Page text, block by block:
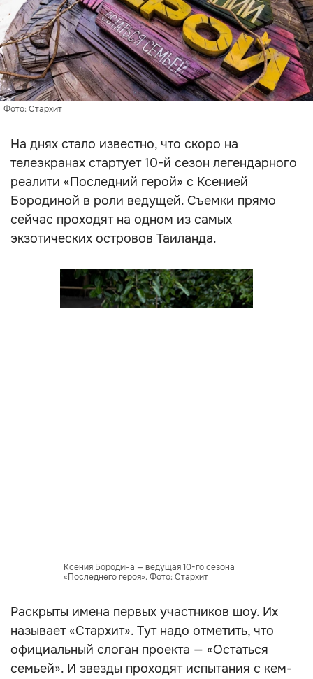
Фото: Стархит
На днях стало известно, что скоро на
телеэкранах стартует 10-й сезон легендарного
реалити «Последний герой» с Ксенией
Бородиной в роли ведущей. Съемки прямо
сейчас проходят на одном из самых
экзотических островов Таиланда.
Ксения Бородина — ведущая 10-го сезона
«Последнего героя». Фото: Стархит
Раскрыты имена первых участников шоу. Их
называет «Стархит». Тут надо отметить, что
официальный слоган проекта — «Остаться
семьей». И звезды проходят испытания с кем-